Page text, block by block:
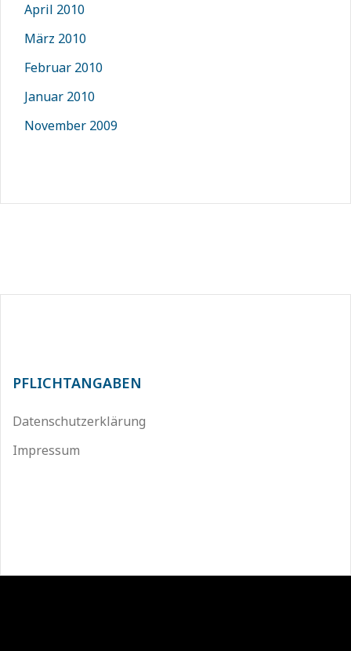
April 2010
März 2010
Februar 2010
Januar 2010
November 2009
PFLICHTANGABEN
Datenschutzerklärung
Impressum